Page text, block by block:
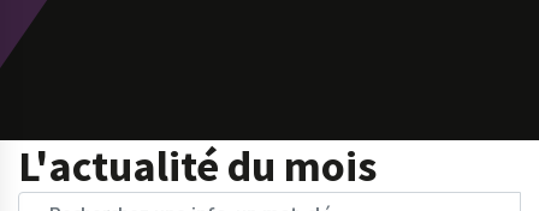
L'actualité du mois